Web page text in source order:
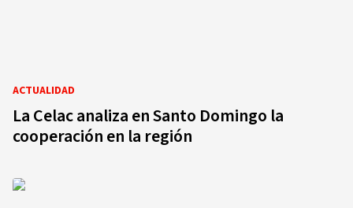
ACTUALIDAD
La Celac analiza en Santo Domingo la
cooperación en la región